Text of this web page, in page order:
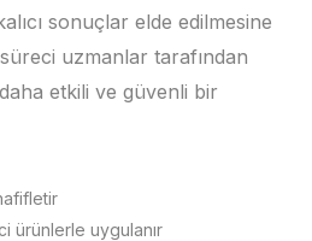
sonuçlar elde edilmesine
uzmanlar tarafından
etkili ve güvenli bir
ürünlerle uygulanır